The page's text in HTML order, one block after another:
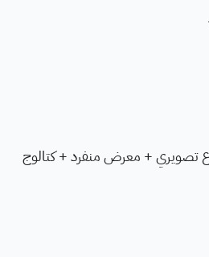
تصويري + معرض منفرد + كتالوج